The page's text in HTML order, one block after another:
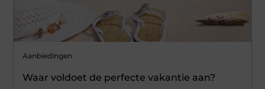
Aanbiedingen
Waar voldoet de perfecte vakantie aan?